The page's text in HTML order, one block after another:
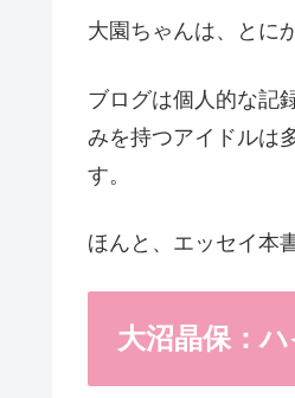
大園ちゃんは、とに
ブログは個人的な記
みを持つアイドルは
す。
ほんと、エッセイ本
大沼晶保：